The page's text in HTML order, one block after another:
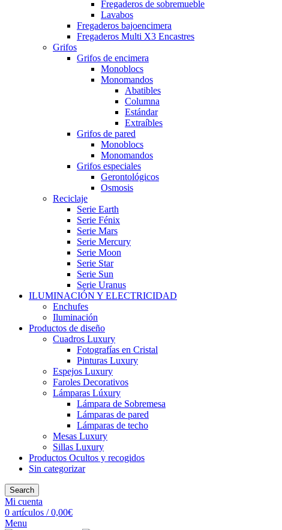
Fregaderos de sobremueble
Lavabos
Fregaderos bajoencimera
Fregaderos Multi X3 Encastres
Grifos
Grifos de encimera
Monoblocs
Monomandos
Abatibles
Columna
Estándar
Extraíbles
Grifos de pared
Monoblocs
Monomandos
Grifos especiales
Gerontológicos
Osmosis
Reciclaje
Serie Earth
Serie Fénix
Serie Mars
Serie Mercury
Serie Moon
Serie Star
Serie Sun
Serie Uranus
ILUMINACIÓN Y ELECTRICIDAD
Enchufes
Iluminación
Productos de diseño
Cuadros Luxury
Fotografías en Cristal
Pinturas Luxury
Espejos Luxury
Faroles Decorativos
Lámparas Lúxury
Lámpara de Sobremesa
Lámparas de pared
Lámparas de techo
Mesas Luxury
Sillas Luxury
Productos Ocultos y recogidos
Sin categorizar
Search
Mi cuenta
0 artículos / 0,00€
Menu